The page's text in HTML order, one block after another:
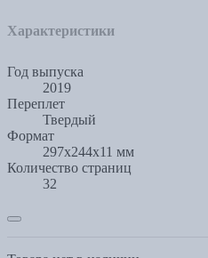
Характеристики
Год выпуска
2019
Переплет
Твердый
Формат
297x244x11 мм
Количество страниц
32